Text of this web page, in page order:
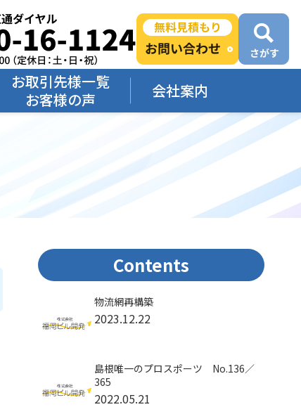
お取引先様一覧
お客様の声
会社案内
Contents
物流網再構築
2023.12.22
島根唯一のプロスポーツ No.136／
365
2022.05.21